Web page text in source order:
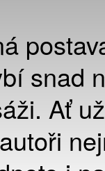
snad
Ať